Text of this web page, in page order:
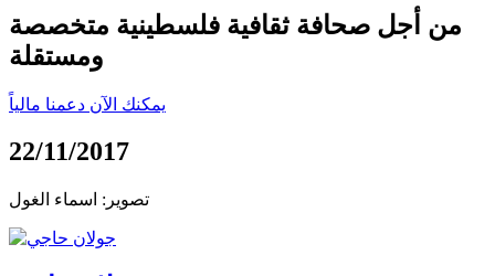
من أجل صحافة ثقافية فلسطينية متخصصة
ومستقلة
يمكنك الآن دعمنا مالياً
22/11/2017
تصوير: اسماء الغول